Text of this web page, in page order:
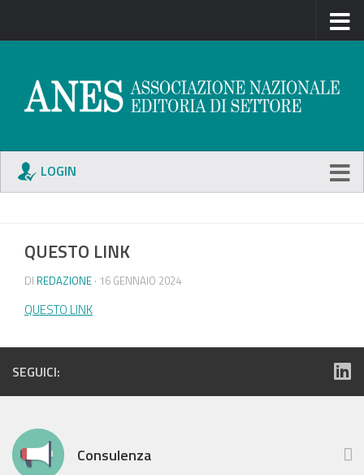
LOGIN
QUESTO LINK
DI REDAZIONE · 16 GENNAIO 2024
QUESTO LINK
SEGUICI:
Consulenza